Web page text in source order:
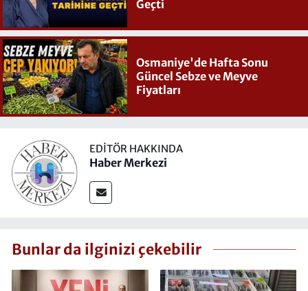
Geçti
Osmaniye'de Hafta Sonu
Güncel Sebze ve Meyve
Fiyatları
EDITÖR HAKKINDA
Haber Merkezi
Bunlar da ilginizi çekebilir